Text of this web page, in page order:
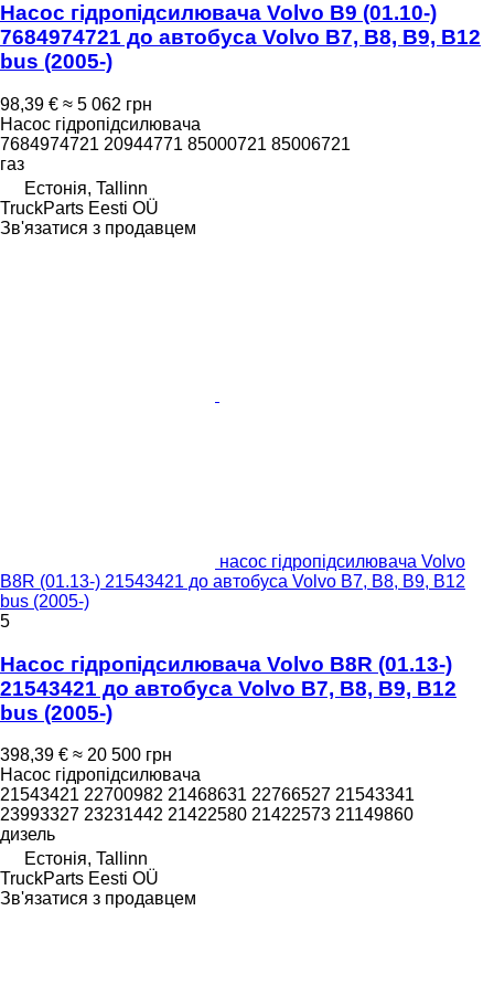
Насос гідропідсилювача Volvo B9 (01.10-)
7684974721 до автобуса Volvo B7, B8, B9, B12
bus (2005-)
98,39 € ≈ 5 062 грн
Насос гідропідсилювача
7684974721 20944771 85000721 85006721
газ
Естонія, Tallinn
TruckParts Eesti OÜ
Зв'язатися з продавцем
насос гідропідсилювача Volvo
B8R (01.13-) 21543421 до автобуса Volvo B7, B8, B9, B12
bus (2005-)
5
Насос гідропідсилювача Volvo B8R (01.13-)
21543421 до автобуса Volvo B7, B8, B9, B12
bus (2005-)
398,39 € ≈ 20 500 грн
Насос гідропідсилювача
21543421 22700982 21468631 22766527 21543341
23993327 23231442 21422580 21422573 21149860
дизель
Естонія, Tallinn
TruckParts Eesti OÜ
Зв'язатися з продавцем